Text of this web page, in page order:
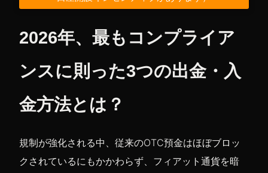
2026年、最もコンプライア
ンスに則った3つの出金・入
金方法とは？
規制が強化される中、従来のOTC預金はほぼブロッ
クされているにもかかわらず、フィアット通貨を暗